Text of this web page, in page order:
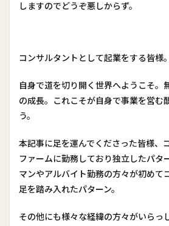
しますのでどうぞ悪しからず。
コンサルタントとして起業をする皆様。
自身で道を切り開く世界へようこそ。
の成長。これこそが自身で事業を営む
う。
本記事に足を運んでくださった皆様、
ファームに勤務しており独立したパタ
マンやアルバイト勤務の方々が初めて
足を踏み入れたパターン。
その他にも様々な経緯の方々がいらっ